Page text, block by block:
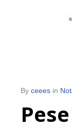
By ceees in